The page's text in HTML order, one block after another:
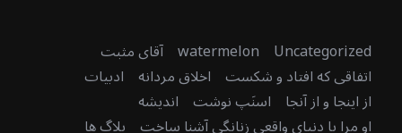
Uncategorized
watermelon آقای مثبت
اتفاقی که افتاد و شکست اخلاق مردانه ادبیات
از اینجا و از آنجا اسنَپ نوشت اندیشه
او مرا با دنیای واقعی زنانگی آشنا ساخت بلاگ ها